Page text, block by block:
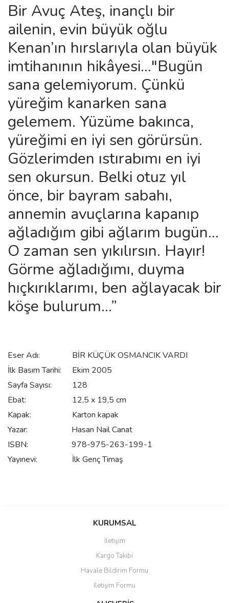
Bir Avuç Ateş, inançlı bir
ailenin, evin büyük oğlu
Kenan’ın hırslarıyla olan büyük
imtihanının hikâyesi…"Bugün
sana gelemiyorum. Çünkü
yüreğim kanarken sana
gelemem. Yüzüme bakınca,
yüreğimi en iyi sen görürsün.
Gözlerimden ıstırabımı en iyi
sen okursun. Belki otuz yıl
önce, bir bayram sabahı,
annemin avuçlarına kapanıp
ağladığım gibi ağlarım bugün...
O zaman sen yıkılırsın. Hayır!
Görme ağladığımı, duyma
hıçkırıklarımı, ben ağlayacak bir
köşe bulurum...”
Eser Adı:
BİR KÜÇÜK OSMANCIK VARDI
İlk Basım Tarihi:
Ekim 2005
Sayfa Sayısı:
128
Ebat:
12,5 x 19,5 cm
Kapak:
Karton kapak
Yazar:
Hasan Nail Canat
ISBN:
978-975-263-199-1
Yayınevi:
İlk Genç Timaş
Bu ürüne ilk yorumu siz yapın!
Ürün resmi kalitesiz, bozuk veya görüntülenemiyor.
Ürün açıklamasında eksik bilgiler bulunuyor.
Ürün bilgilerinde hatalar bulunuyor.
KURUMSAL
İletişim
Kargo Takibi
Havale Bildirim Formu
İletişim Formu